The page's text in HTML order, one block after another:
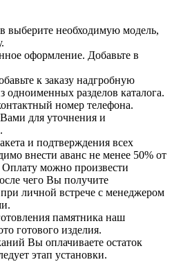
выберите необходимую модель,
оформление. Добавьте в
к заказу надгробную
одноименных разделов каталога.
номер телефона.
для уточнения и
и подтверждения всех
внести аванс не менее 50% от
можно произвести
чего Вы получите
личной встрече с менеджером
памятника наш
готового изделия.
Вы оплачиваете остаток
этап установки.